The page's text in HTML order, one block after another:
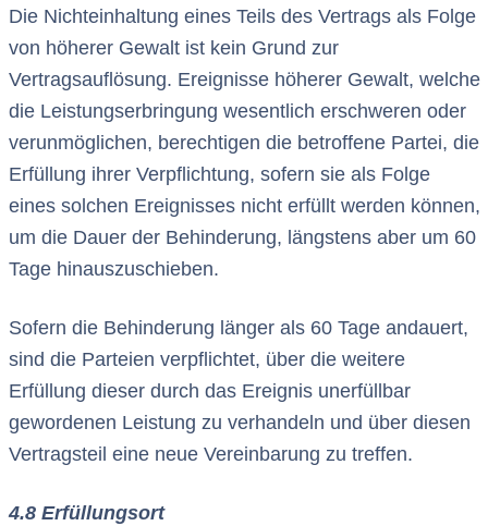
Die Nichteinhaltung eines Teils des Vertrags als Folge
von höherer Gewalt ist kein Grund zur
Vertragsauflösung. Ereignisse höherer Gewalt, welche
die Leistungserbringung wesentlich erschweren oder
verunmöglichen, berechtigen die betroffene Partei, die
Erfüllung ihrer Verpflichtung, sofern sie als Folge
eines solchen Ereignisses nicht erfüllt werden können,
um die Dauer der Behinderung, längstens aber um 60
Tage hinauszuschieben.
Sofern die Behinderung länger als 60 Tage andauert,
sind die Parteien verpflichtet, über die weitere
Erfüllung dieser durch das Ereignis unerfüllbar
gewordenen Leistung zu verhandeln und über diesen
Vertragsteil eine neue Vereinbarung zu treffen.
4.8 Erfüllungsort